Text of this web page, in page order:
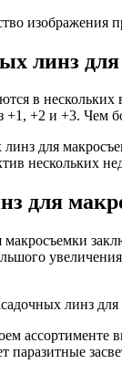
линз
в
+1, +2 и +3. Чем
для
нескольких
для
линз
паразитные